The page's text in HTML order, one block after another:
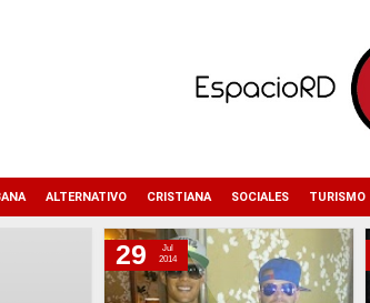
ALTERNATIVO CRISTIANA SOCIALES TURISMO
29
Jul
2014